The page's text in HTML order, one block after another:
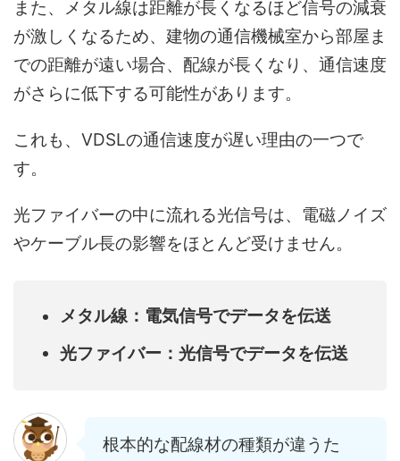
また、メタル線は距離が長くなるほど信号の減衰
が激しくなるため、建物の通信機械室から部屋ま
での距離が遠い場合、配線が長くなり、通信速度
がさらに低下する可能性があります。
これも、VDSLの通信速度が遅い理由の一つで
す。
光ファイバーの中に流れる光信号は、電磁ノイズ
やケーブル長の影響をほとんど受けません。
メタル線：電気信号でデータを伝送
光ファイバー：光信号でデータを伝送
根本的な配線材の種類が違うた